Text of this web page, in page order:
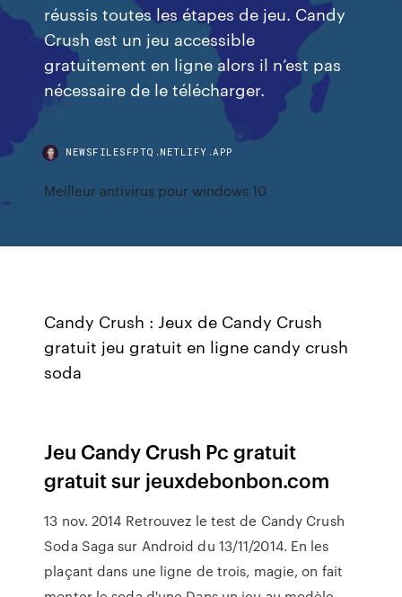
réussis toutes les étapes de jeu. Candy
Crush est un jeu accessible
gratuitement en ligne alors il n’est pas
nécessaire de le télécharger.
NEWSFILESFPTQ.NETLIFY.APP
Meilleur antivirus pour windows 10
Candy Crush : Jeux de Candy Crush
gratuit jeu gratuit en ligne candy crush
soda
Jeu Candy Crush Pc gratuit
gratuit sur jeuxdebonbon.com
13 nov. 2014 Retrouvez le test de Candy Crush
Soda Saga sur Android du 13/11/2014. En les
plaçant dans une ligne de trois, magie, on fait